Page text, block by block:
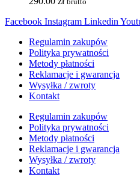
Facebook Instagram Linkedin
Regulamin zakupów
Polityka prywatności
Metody płatności
Reklamacje i gwarancja
Wysyłka / zwroty
Kontakt
Regulamin zakupów
Polityka prywatności
Metody płatności
Reklamacje i gwarancja
Wysyłka / zwroty
Kontakt